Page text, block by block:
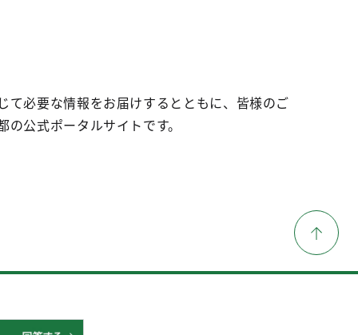
て必要な情報をお届けするとともに、皆様のご
公式ポータルサイトです。